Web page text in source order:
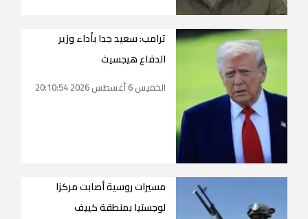
ترامب: سعيد جدا بأداء وزير
الدفاع هيجسيث
الخميس 6 أغسطس 2026 20:10:54
مسيرات روسية أصابت مركزا
لوجستيا بمنطقة كييف